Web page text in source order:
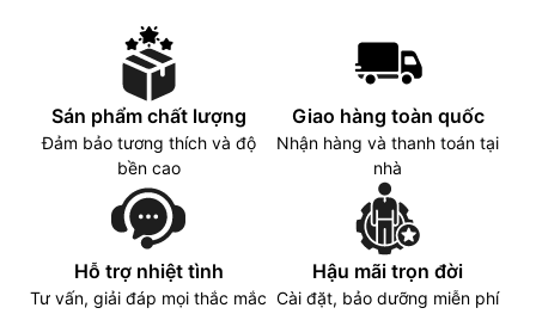
Sán phẩm chất lượng
Đảm bảo tương thích và độ
bền cao
Giao hàng toàn quốc
Nhận hàng và thanh toán tại
nhà
Hỗ trợ nhiệt tình
Tư vấn, giải đáp mọi thắc mắc
Hậu mãi trọn đời
Cài đặt, bảo dưỡng miễn phí